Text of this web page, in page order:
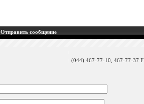
Отправить сообщение
(044) 467-77-10, 467-77-37 F